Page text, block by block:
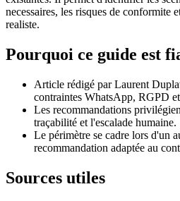
necessaires, les risques de conformite
realiste.
Pourquoi ce guide est
Article rédigé par Laurent
contraintes WhatsApp, RGPD
Les recommandations
traçabilité et l'escalade humaine.
Le périmètre se cadre lors d'un
recommandation adaptée au
Sources utiles